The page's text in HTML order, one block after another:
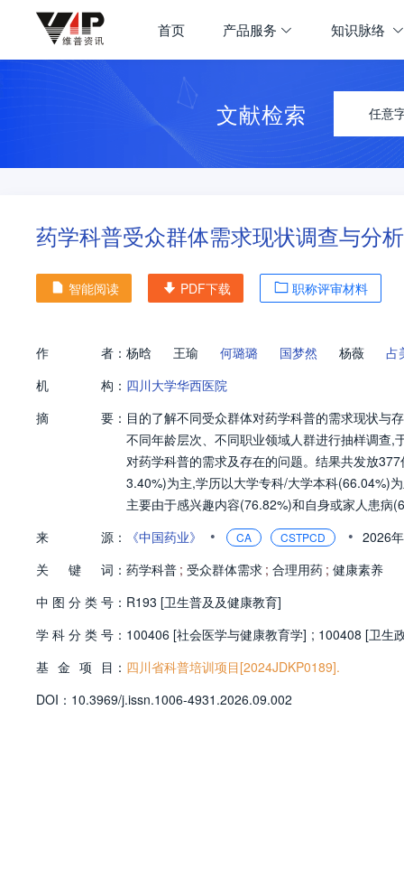
首页 产品服务 知识脉络
文献检索 任意
药学科普受众群体需求现状调查与分析
智能阅读 PDF下载 职称评审材料
作 者： 杨晗 王瑜 何璐璐 国梦然 杨薇
占
机
构： 四川大学华西医院
摘
要： 目的了解不同受众群体对药学科普的需求现状与
不同年龄层次、不同职业领域人群进行抽样调查
对药学科普的需求及存在的问题。结果共发放
3.40%)为主,学历以大学专科/大学本科(66.04%)
主要由于感兴趣内容(76.82%)和自身或家人患病
见疾病的用药指导(73.58%)、急救用药知识
35%)和移动应用(52.56%),获取药学科普频率较
式单一、缺乏针对性等问题。结论公众对药学科
来 源： 《中国药业》 • CA CSTPCD • 2026
关
键 词： 药学科普 ; 受众群体需求 ; 合理用药 ; 健康素养
中 图 分 类 号： R193 [卫生普及及健康教育]
学 科 分 类 号： 100406 [社会医学与健康教育学] ; 100408 [卫生
基 金 项 目： 四川省科普培训项目[2024JDKP0189].
DOI： 10.3969/j.issn.1006-4931.2026.09.002